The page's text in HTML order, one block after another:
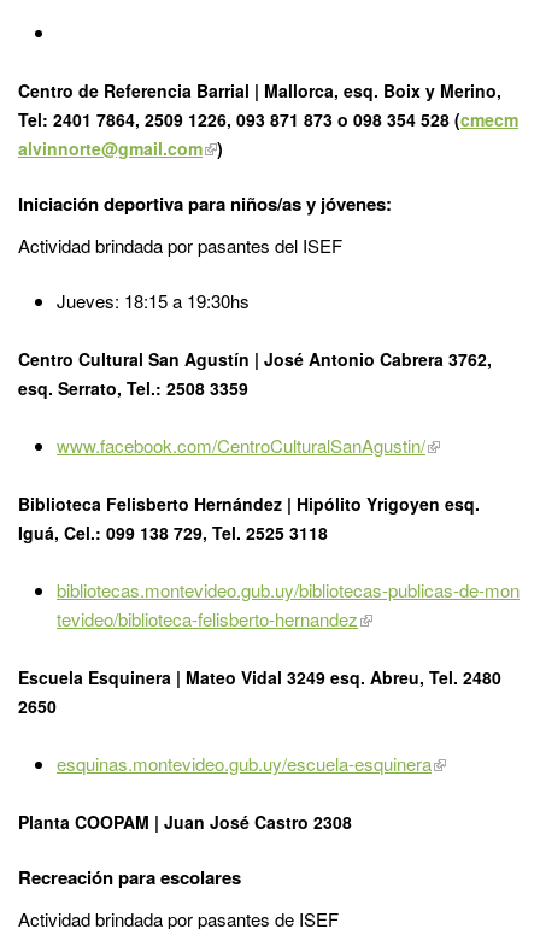
Centro de Referencia Barrial | Mallorca, esq. Boix y Merino,
Tel: 2401 7864, 2509 1226, 093 871 873 o 098 354 528 (cmecm
alvinnorte@gmail.com )
Iniciación deportiva para niños/as y jóvenes:
Actividad brindada por pasantes del ISEF
Jueves: 18:15 a 19:30hs
Centro Cultural San Agustín | José Antonio Cabrera 3762,
esq. Serrato, Tel.: 2508 3359
www.facebook.com/CentroCulturalSanAgustin/
Biblioteca Felisberto Hernández | Hipólito Yrigoyen esq.
Iguá, Cel.: 099 138 729, Tel. 2525 3118
bibliotecas.montevideo.gub.uy/bibliotecas-publicas-de-mon
tevideo/biblioteca-felisberto-hernandez
Escuela Esquinera | Mateo Vidal 3249 esq. Abreu, Tel. 2480
2650
esquinas.montevideo.gub.uy/escuela-esquinera
Planta COOPAM | Juan José Castro 2308
Recreación para escolares
Actividad brindada por pasantes de ISEF